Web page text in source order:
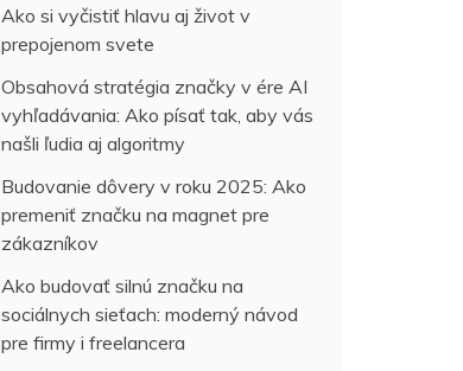
Ako si vyčistiť hlavu aj život v
prepojenom svete
Obsahová stratégia značky v ére AI
vyhľadávania: Ako písať tak, aby vás
našli ľudia aj algoritmy
Budovanie dôvery v roku 2025: Ako
premeniť značku na magnet pre
zákazníkov
Ako budovať silnú značku na
sociálnych sieťach: moderný návod
pre firmy i freelancera